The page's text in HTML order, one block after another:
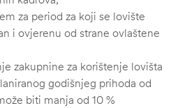
za period za koji se lovište
i ovjerenu od strane ovlaštene
zakupnine za korištenje lovišta
godišnjeg prihoda od
biti manja od 10 %